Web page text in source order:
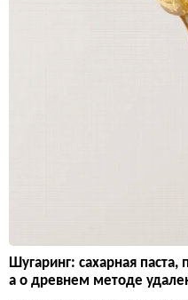
Шугаринг: сахарная
а о древнем методе